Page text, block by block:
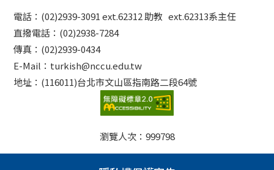
電話：(02)2939-3091 ext.62312 助教 ext.62313系主任
直撥電話：(02)2938-7284
傳真：(02)2939-0434
E-Mail：turkish@nccu.edu.tw
地址：(116011)台北市文山區指南路二段64號
瀏覽人次： 999798